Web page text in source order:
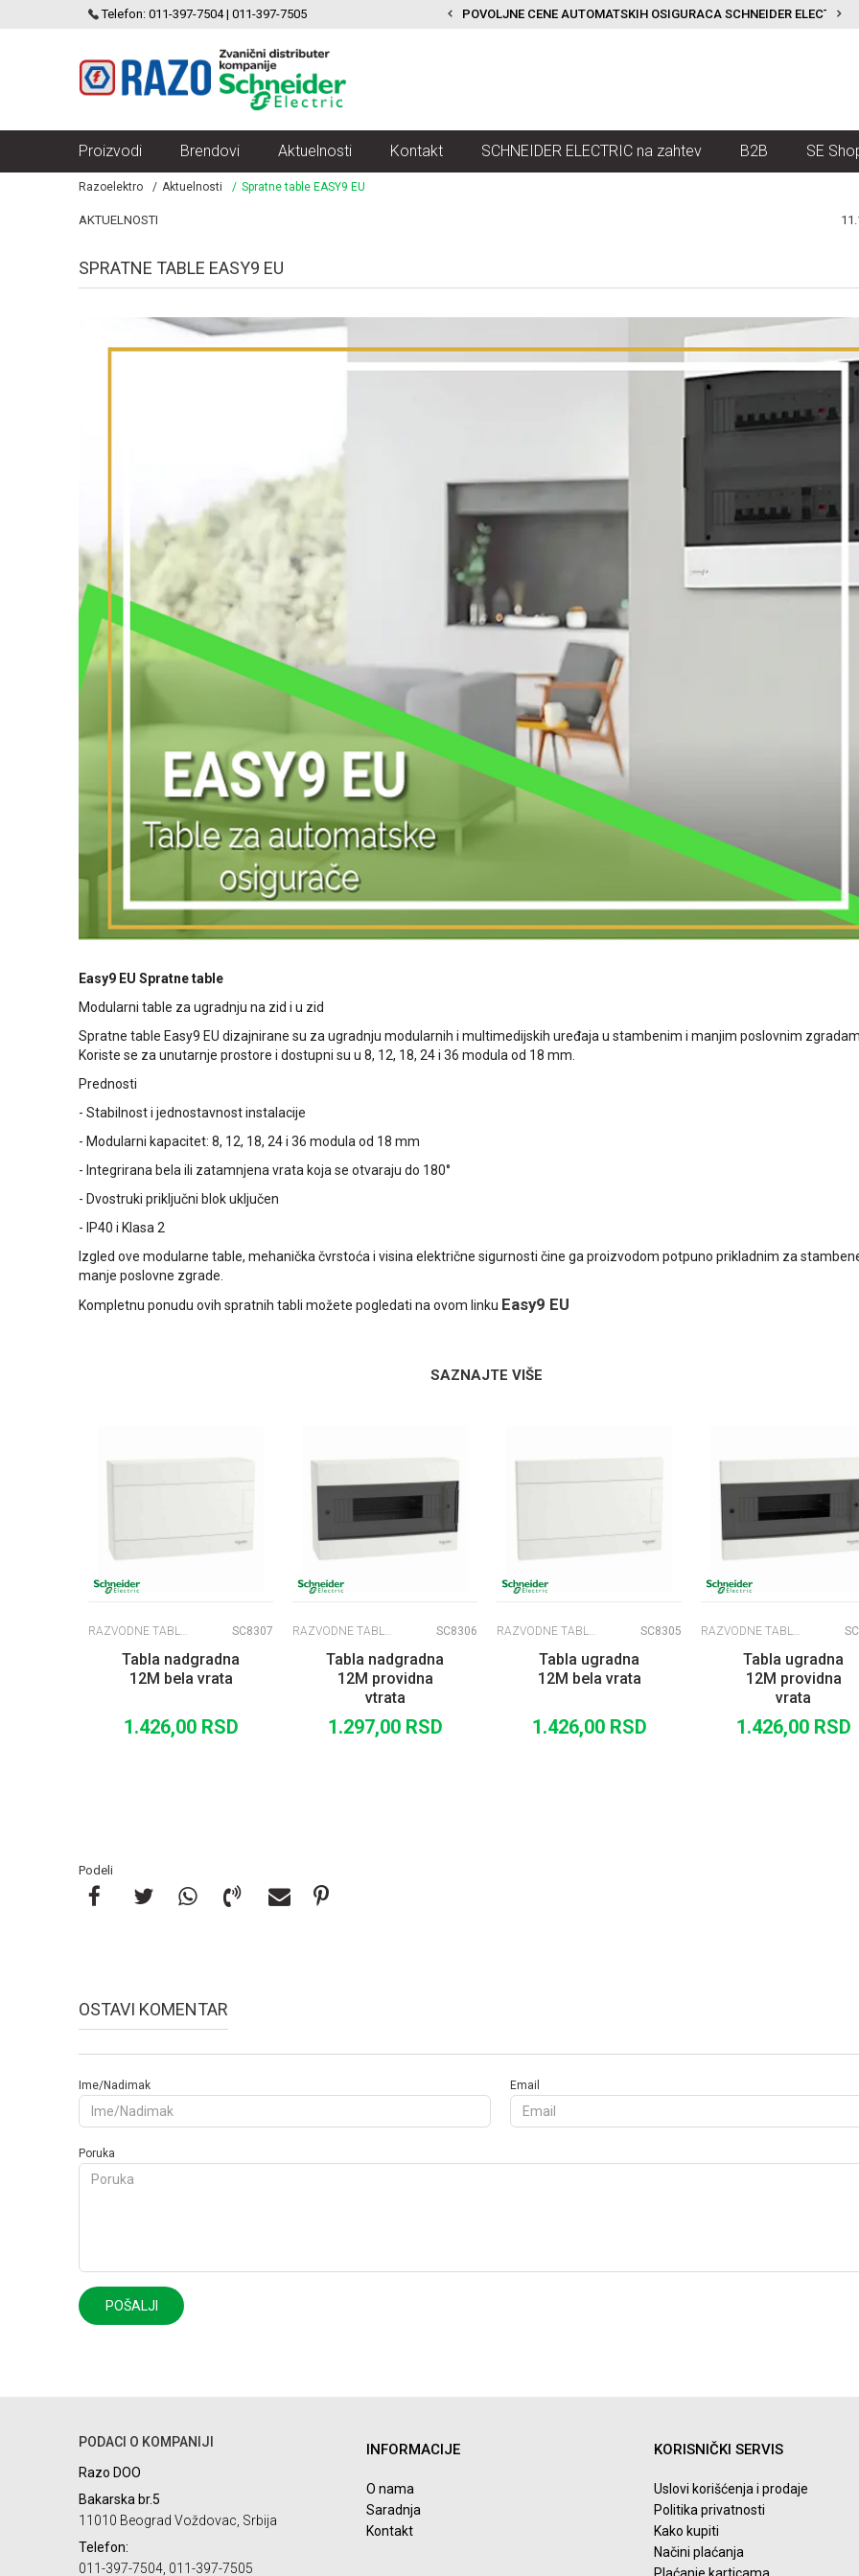
Telefon: 011-397-7504 | 011-397-7505
ELECTRIC VELIKI IZBOR MODULARNIH PREKIDACA I UTICNICA POVOLJNE CENE AUTOMATSKIH OSIGURACA SCHNEIDER ELECTRIC
Proizvodi Brendovi Aktuelnosti Kontakt SCHNEIDER ELECTRIC na zahtev B2B SE
Razoelektro Aktuelnosti Spratne table EASY9 EU
AKTUELNOSTI
SPRATNE TABLE EASY9 EU
Easy9 EU Spratne table
Modularni table za ugradnju na zid i u zid
Spratne table Easy9 EU dizajnirane su za ugradnju modularnih i multimedijskih uređaja u stambenim i manjim poslovnim
Koriste se za unutarnje prostore i dostupni su u 8, 12, 18, 24 i 36 modula od 18 mm.
Prednosti
- Stabilnost i jednostavnost instalacije
- Modularni kapacitet: 8, 12, 18, 24 i 36 modula od 18 mm
- Integrirana bela ili zatamnjena vrata koja se otvaraju do 180°
- Dvostruki priključni blok uključen
- IP40 i Klasa 2
Izgled ove modularne table, mehanička čvrstoća i visina električne sigurnosti čine ga proizvodom potpuno prikladnim za
manje poslovne zgrade.
Kompletnu ponudu ovih spratnih tabli možete pogledati na ovom linku Easy9 EU
SAZNAJTE VIŠE
RAZVODNE TABLE EASY PRAGMA SC8307
Tabla nadgradna
12M bela vrata
1.426,00 RSD
RAZVODNE TABLE EASY PRAGMA SC8306
Tabla nadgradna
12M providna
vtrata
1.297,00 RSD
RAZVODNE TABLE EASY PRAGMA SC8305
Tabla ugradna
12M bela vrata
1.426,00 RSD
RAZVODNE TABLE EASY PRAGMA
Tabla ugradna
12M providna
vrata
1.426,00 RSD
Podeli
OSTAVI KOMENTAR
Ime/Nadimak Email
Poruka
POŠALJI
28.Aug.
PrismaSeT S
razvodni
table do 160 A
PODACI O KOMPANIJI
Razo DOO
Bakarska br.5
11010 Beograd Voždovac, Srbija
Telefon:
011-397-7504, 011-397-7505
INFORMACIJE
O nama
Saradnja
Kontakt
KORISNIČKI SERVIS
Uslovi korišćenja i prodaje
Politika privatnosti
Kako kupiti
Načini plaćanja